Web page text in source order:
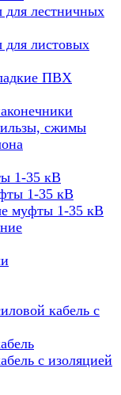
для лестничных
для листовых
ПВХ
сжимы
1-35 кВ
1-35 кВ
муфты 1-35 кВ
кабель с
с изоляцией